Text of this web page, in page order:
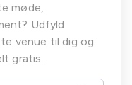
møde,
Udfyld
venue til dig og
gratis.